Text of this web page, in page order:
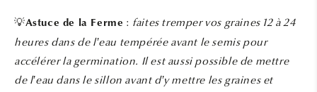
💡Astuce de la Ferme : faites tremper vos graines 12 à 24
heures dans de l’eau tempérée avant le semis pour
accélérer la germination. Il est aussi possible de mettre
de l’eau dans le sillon avant d’y mettre les graines et